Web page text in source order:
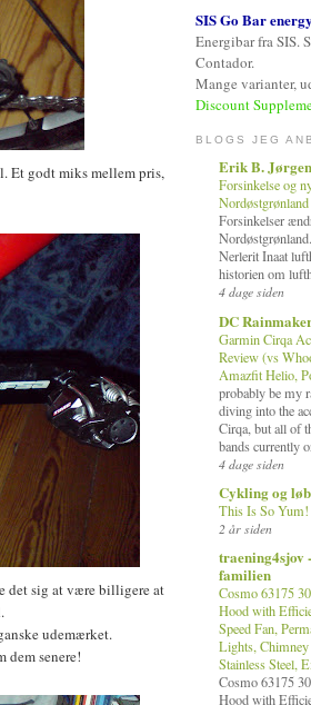
Et godt miks mellem pris,
det sig at være billigere at
udemærket.
dem senere!
SIS Go Bar energy
Energibar fra SIS.
Contador.
Mange varianter,
Discount
BLOGS JEG
Erik B.
Forsinkelse og
Forsinkelser
Nerlerit Inaat
historien om
4 dage siden
DC
Garmin Cirqa
Review (vs
Amazfit Helio,
probably be my
diving into the
Cirqa, but all of
bands currently
4 dage siden
Cykling og løb
This Is So Yum!
2 år siden
traening4sjov
familien
Cosmo 63175
Hood with
Speed Fan,
Lights,
Stainless Steel,
Cosmo 63175
Hood with